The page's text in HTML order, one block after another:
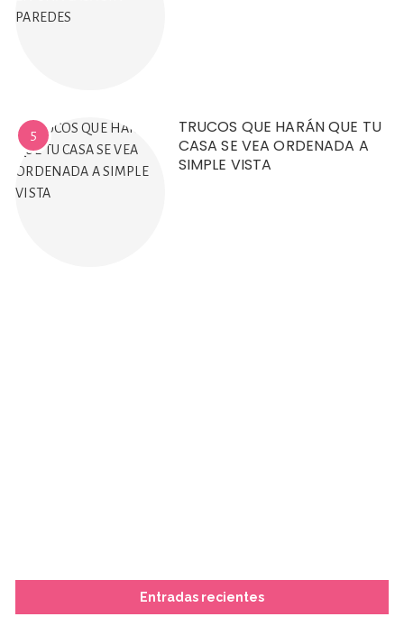
5
TRUCOS QUE HARÁN QUE TU
CASA SE VEA ORDENADA A
SIMPLE VISTA
Entradas recientes